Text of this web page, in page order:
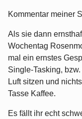
Kommentar meiner
Als sie dann
Wochentag
mal ein ernstes
Single-Tasking,
Luft sitzen und
Tasse Kaffee.
Es fällt ihr echt